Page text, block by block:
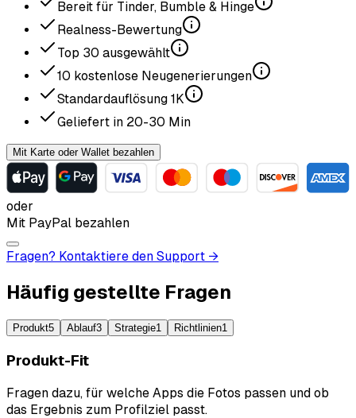
Bereit für Tinder, Bumble & Hinge
Realness-Bewertung
Top 30 ausgewählt
10 kostenlose Neugenerierungen
Standardauflösung 1K
Geliefert in 20-30 Min
Mit Karte oder Wallet bezahlen
oder
Mit PayPal bezahlen
Fragen? Kontaktiere den Support →
Häufig gestellte Fragen
Produkt5 Ablauf3 Strategie1 Richtlinien1
Produkt-Fit
Fragen dazu, für welche Apps die Fotos passen und ob
das Ergebnis zum Profilziel passt.